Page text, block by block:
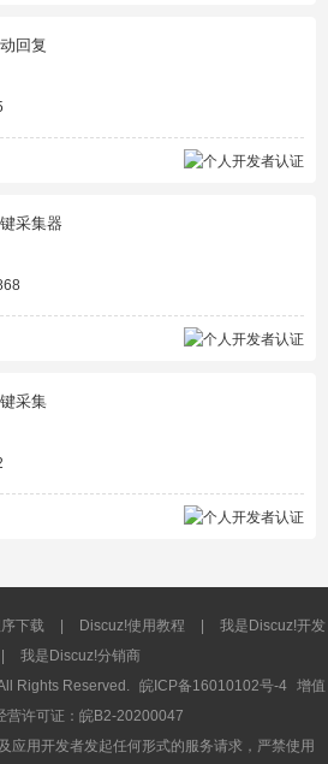
回复
采集器
采集
下载 Discuz!使用教程
我是Discuz!开发
我是Discuz!分销商
Rights Reserved. 皖ICP备16010102号-4 增值
营许可证：皖B2-20200047
应用开发者发起任何形式的服务请求，严禁使用